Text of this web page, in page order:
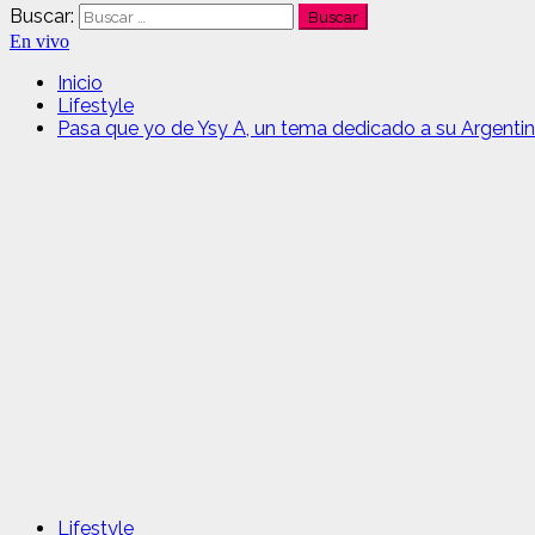
Buscar:
En vivo
Inicio
Lifestyle
Pasa que yo de Ysy A, un tema dedicado a su
Lifestyle